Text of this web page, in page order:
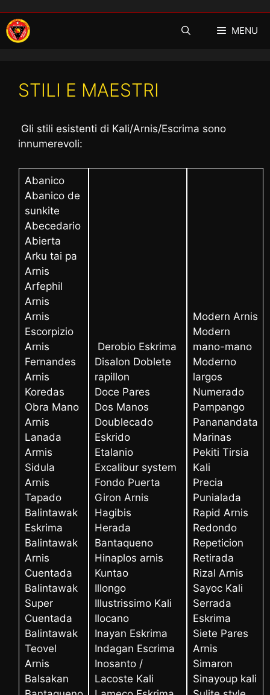
al
contenuto
MENU
STILI E MAESTRI
Gli stili esistenti di Kali/Arnis/Escrima sono
innumerevoli:
Abanico
Abanico de
sunkite
Abecedario
Abierta
Arku tai pa
Arnis
Arfephil
Arnis
Arnis
Escorpizio
Arnis
Fernandes
Arnis
Koredas
Obra Mano
Arnis
Lanada
Armis
Sidula
Arnis
Tapado
Balintawak
Eskrima
Balintawak
Arnis
Cuentada
Balintawak
Super
Cuentada
Balintawak
Teovel
Arnis
Balsakan
Derobio Eskrima
Disalon Doblete
rapillon
Doce Pares
Dos Manos
Doublecado
Eskrido
Etalanio
Excalibur system
Fondo Puerta
Giron Arnis
Hagibis
Herada
Bantaqueno
Hinaplos arnis
Kuntao
Illongo
Illustrissimo Kali
Ilocano
Inayan Eskrima
Indagan Escrima
Inosanto /
Lacoste Kali
Modern Arnis
Modern
mano-mano
Moderno
largos
Numerado
Pampango
Pananandata
Marinas
Pekiti Tirsia
Kali
Precia
Punialada
Rapid Arnis
Redondo
Repeticion
Retirada
Rizal Arnis
Sayoc Kali
Serrada
Eskrima
Siete Pares
Arnis
Simaron
Sinayoup kali